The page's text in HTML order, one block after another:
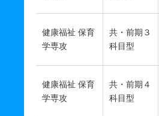
健康福祉 保育
学専攻
共・前期３
科目型
健康福祉 保育
学専攻
共・前期４
科目型